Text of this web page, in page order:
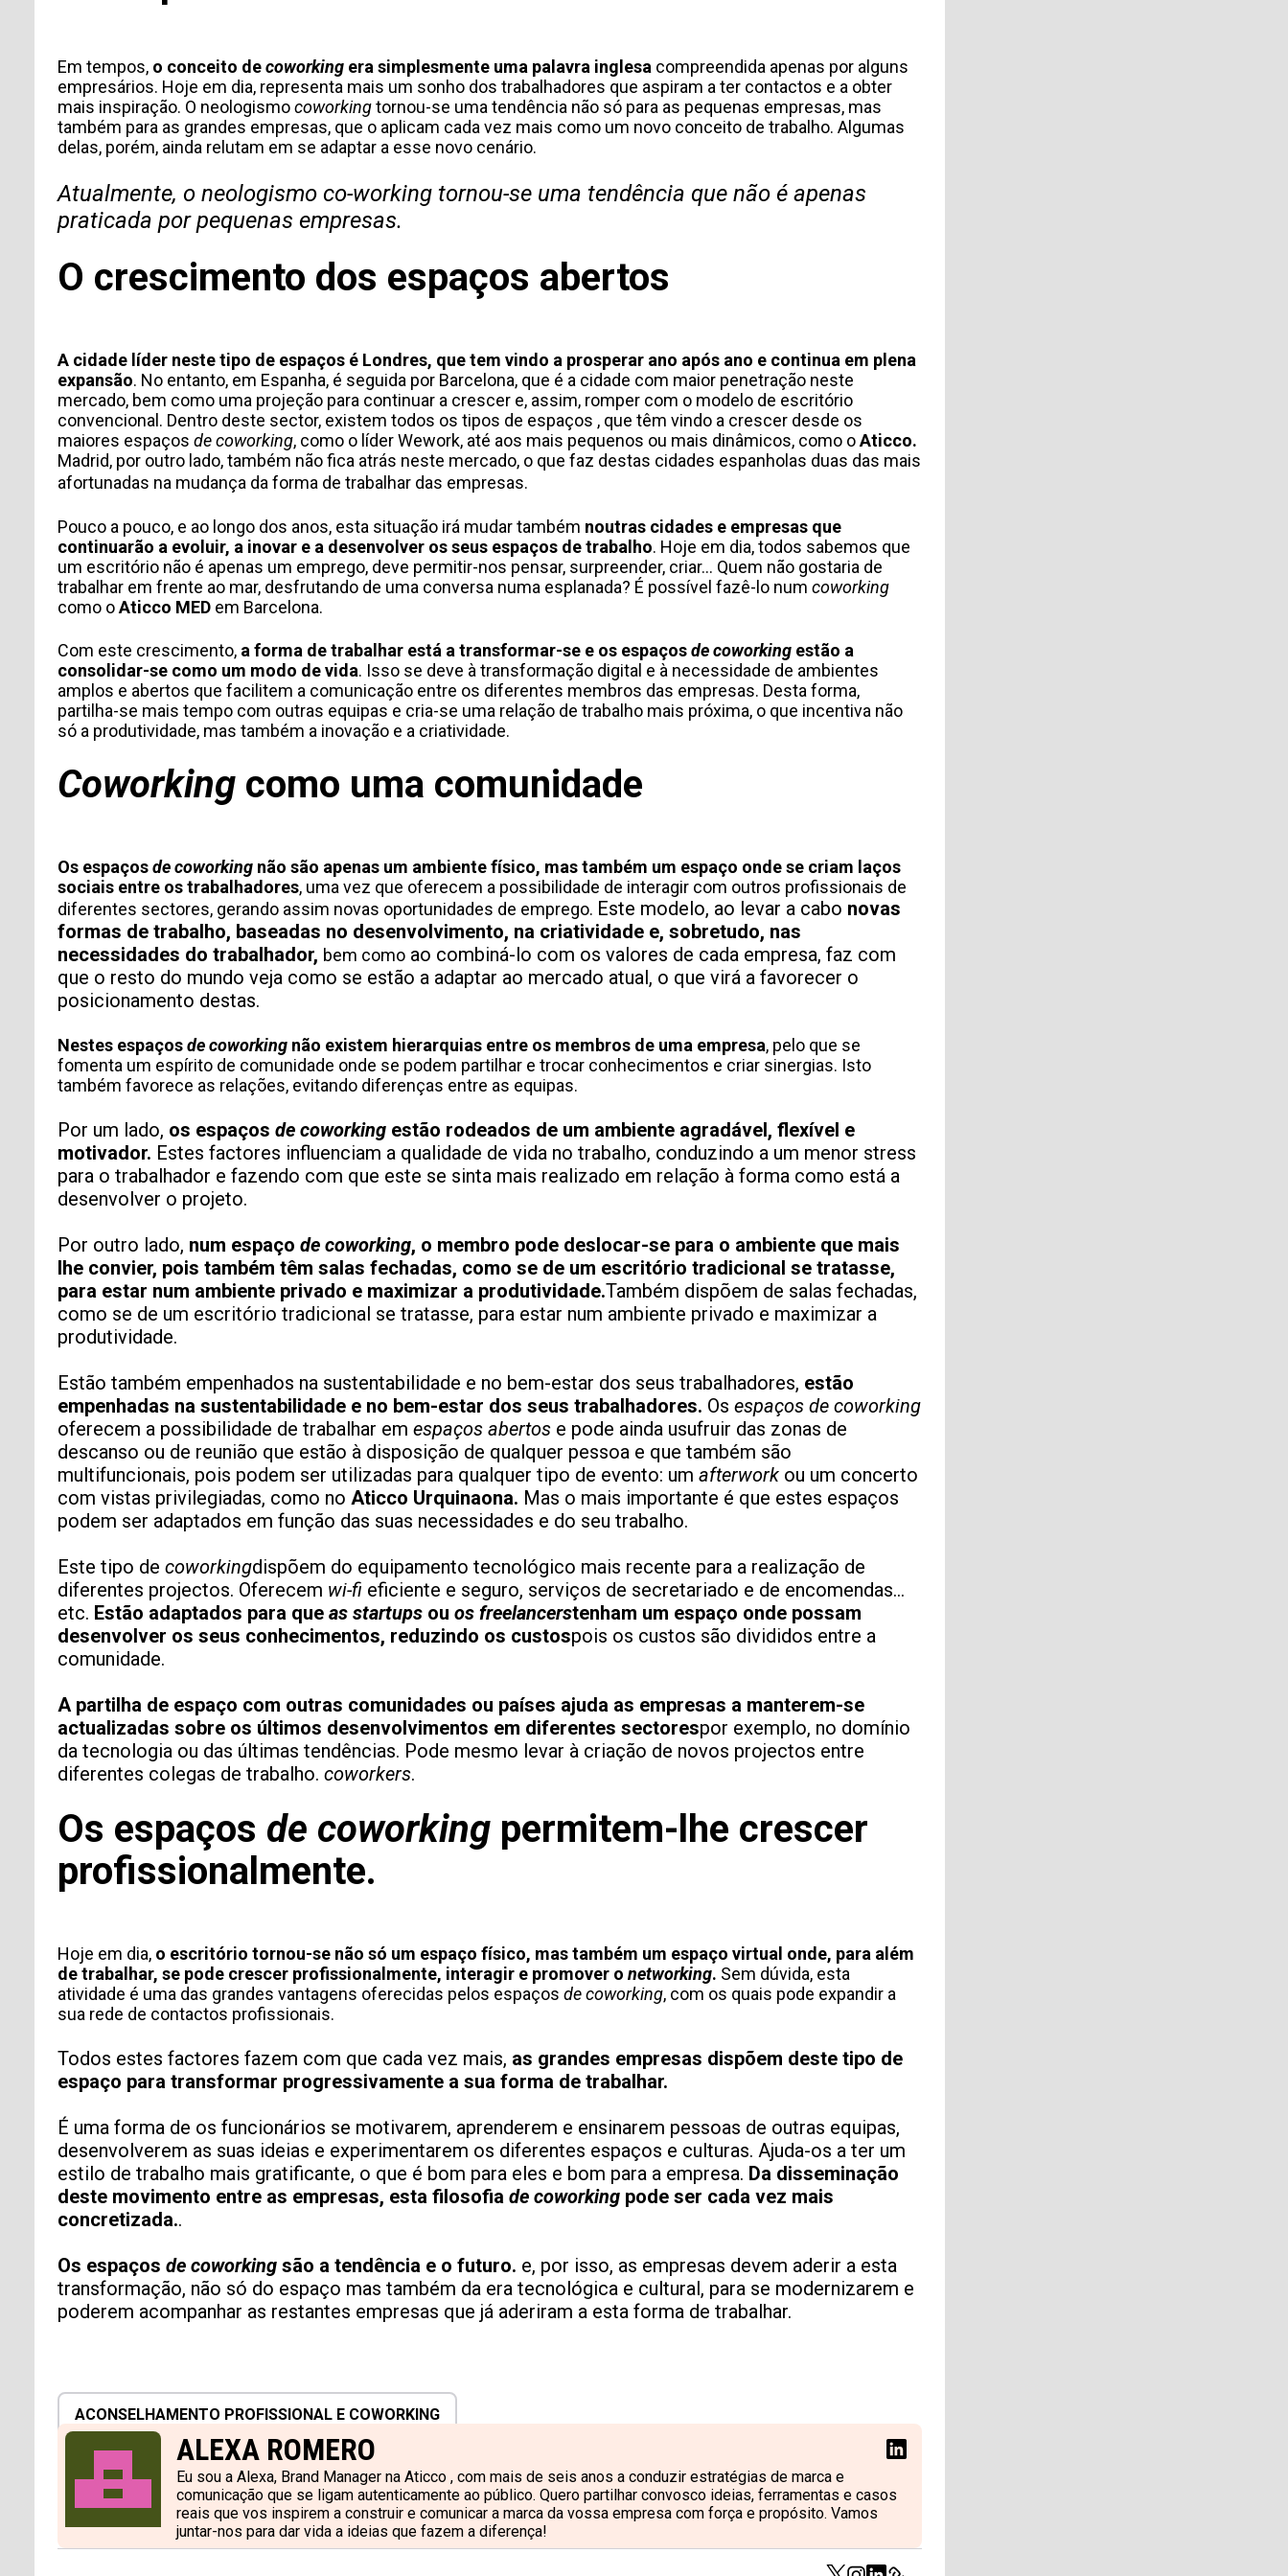
Em tempos, o conceito decoworking era simplesmente uma palavra inglesa compreendida apenas por alguns
empresários. Hoje em dia, representa mais um sonho dos trabalhadores que aspiram a ter contactos e a obter
mais inspiração. O neologismocoworkingtornou-se uma tendência não só para as pequenas empresas, mas
também para as grandes empresas, que o aplicam cada vez mais como um novo conceito de trabalho. Algumas
delas, porém, ainda relutam em se adaptar a esse novo cenário.
Atualmente, o neologismo co-working tornou-se uma tendência que não é apenas
praticada por pequenas empresas.
O crescimento dos espaços abertos
A cidade líder neste tipo de espaços é Londres, que tem vindo a prosperar ano após ano e continua em plena
expansão. No entanto, em Espanha, é seguida por Barcelona, que é a cidade com maior penetração neste
mercado, bem como uma projeção para continuar a crescer e, assim, romper com o modelo de escritório
convencional. Dentro deste sector, existem todos os tipos de espaços , que têm vindo a crescer desde os
maiores espaços de coworking, como o líder Wework, até aos mais pequenos ou mais dinâmicos, como oAticco.
Madrid, por outro lado, também não fica atrás neste mercado, o que faz destas cidades espanholas duas das mais
afortunadas na mudança da forma de trabalhar das empresas.
Pouco a pouco, e ao longo dos anos, esta situação irá mudar também noutras cidades e empresas que
continuarão a evoluir, a inovar e a desenvolver os seus espaços de trabalho. Hoje em dia, todos sabemos que
um escritório não é apenas um emprego, deve permitir-nos pensar, surpreender, criar... Quem não gostaria de
trabalhar em frente ao mar, desfrutando de uma conversa numa esplanada? É possível fazê-lo num coworking
como oAticco MED em Barcelona.
Com este crescimento, a forma de trabalhar está a transformar-se e os espaçosde coworking estão a
consolidar-se como um modo de vida. Isso se deve à transformação digital e à necessidade de ambientes
amplos e abertos que facilitem a comunicação entre os diferentes membros das empresas. Desta forma,
partilha-se mais tempo com outras equipas e cria-se uma relação de trabalho mais próxima, o que incentiva não
só a produtividade, mas também a inovação e a criatividade.
Coworking como uma comunidade
Os espaçosde coworking não são apenas um ambiente físico, mas também um espaço onde se criam laços
sociais entre os trabalhadores, uma vez que oferecem a possibilidade de interagir com outros profissionais de
diferentes sectores, gerando assim novas oportunidades de emprego. Este modelo, ao levar a cabo novas
formas de trabalho, baseadas no desenvolvimento, na criatividade e, sobretudo, nas
necessidades do trabalhador, bem como ao combiná-lo com os valores de cada empresa, faz com
que o resto do mundo veja como se estão a adaptar ao mercado atual, o que virá a favorecer o
posicionamento destas.
Nestes espaçosde coworking não existem hierarquias entre os membros de uma empresa, pelo que se
fomenta um espírito de comunidade onde se podem partilhar e trocar conhecimentos e criar sinergias. Isto
também favorece as relações, evitando diferenças entre as equipas.
Por um lado, os espaços de coworking estão rodeados de um ambiente agradável, flexível e
motivador. Estes factores influenciam a qualidade de vida no trabalho, conduzindo a um menor stress
para o trabalhador e fazendo com que este se sinta mais realizado em relação à forma como está a
desenvolver o projeto.
Por outro lado, num espaço de coworking, o membro pode deslocar-se para o ambiente que mais
lhe convier, pois também têm salas fechadas, como se de um escritório tradicional se tratasse,
para estar num ambiente privado e maximizar a produtividade.Também dispõem de salas fechadas,
como se de um escritório tradicional se tratasse, para estar num ambiente privado e maximizar a
produtividade.
Estão também empenhados na sustentabilidade e no bem-estar dos seus trabalhadores, estão
empenhadas na sustentabilidade e no bem-estar dos seus trabalhadores. Os espaços de coworking
oferecem a possibilidade de trabalhar em espaços abertos e pode ainda usufruir das zonas de
descanso ou de reunião que estão à disposição de qualquer pessoa e que também são
multifuncionais, pois podem ser utilizadas para qualquer tipo de evento: um afterwork ou um concerto
com vistas privilegiadas, como no Aticco Urquinaona. Mas o mais importante é que estes espaços
podem ser adaptados em função das suas necessidades e do seu trabalho.
Este tipo de coworkingdispõem do equipamento tecnológico mais recente para a realização de
diferentes projectos. Oferecem wi-fi eficiente e seguro, serviços de secretariado e de encomendas...
etc. Estão adaptados para que as startups ou os freelancerstenham um espaço onde possam
desenvolver os seus conhecimentos, reduzindo os custospois os custos são divididos entre a
comunidade.
A partilha de espaço com outras comunidades ou países ajuda as empresas a manterem-se
actualizadas sobre os últimos desenvolvimentos em diferentes sectorespor exemplo, no domínio
da tecnologia ou das últimas tendências. Pode mesmo levar à criação de novos projectos entre
diferentes colegas de trabalho. coworkers.
Os espaços de coworking permitem-lhe crescer
profissionalmente.
Hoje em dia, o escritório tornou-se não só um espaço físico, mas também um espaço virtual onde, para além
de trabalhar, se pode crescer profissionalmente, interagir e promover o networking. Sem dúvida, esta
atividade é uma das grandes vantagens oferecidas pelos espaços de coworking, com os quais pode expandir a
sua rede de contactos profissionais.
Todos estes factores fazem com que cada vez mais, as grandes empresas dispõem deste tipo de
espaço para transformar progressivamente a sua forma de trabalhar.
É uma forma de os funcionários se motivarem, aprenderem e ensinarem pessoas de outras equipas,
desenvolverem as suas ideias e experimentarem os diferentes espaços e culturas. Ajuda-os a ter um
estilo de trabalho mais gratificante, o que é bom para eles e bom para a empresa. Da disseminação
deste movimento entre as empresas, esta filosofia de coworking pode ser cada vez mais
concretizada..
Os espaços de coworking são a tendência e o futuro. e, por isso, as empresas devem aderir a esta
transformação, não só do espaço mas também da era tecnológica e cultural, para se modernizarem e
poderem acompanhar as restantes empresas que já aderiram a esta forma de trabalhar.
ACONSELHAMENTO PROFISSIONAL E COWORKING
ALEXA ROMERO
Eu sou a Alexa, Brand Manager na Aticco , com mais de seis anos a conduzir estratégias de marca e
comunicação que se ligam autenticamente ao público. Quero partilhar convosco ideias, ferramentas e casos
reais que vos inspirem a construir e comunicar a marca da vossa empresa com força e propósito. Vamos
juntar-nos para dar vida a ideias que fazem a diferença!
INFORMACIÓN PERSONAL
TIPO DE SOLICITUD
Acepto recibir comunicaciones de Aticco
Acepto laPolítica de Privacidad*